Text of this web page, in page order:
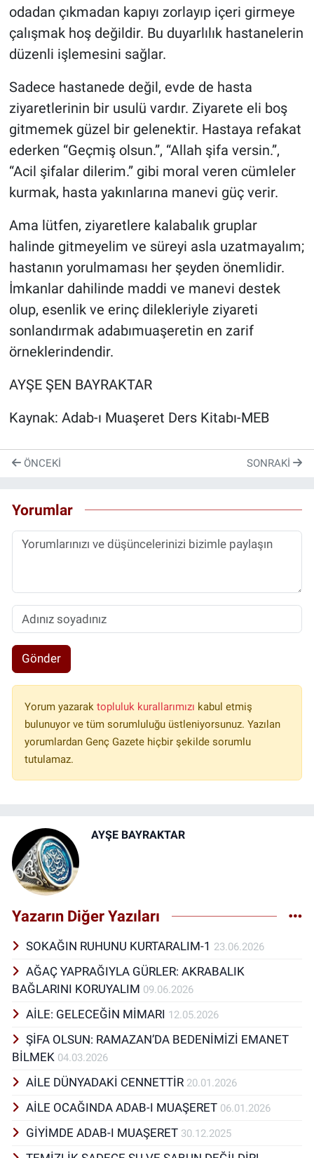
odadan çıkmadan kapıyı zorlayıp içeri girmeye
çalışmak hoş değildir. Bu duyarlılık hastanelerin
düzenli işlemesini sağlar.
Sadece hastanede değil, evde de hasta
ziyaretlerinin bir usulü vardır. Ziyarete eli boş
gitmemek güzel bir gelenektir. Hastaya refakat
ederken “Geçmiş olsun.”, “Allah şifa versin.”,
“Acil şifalar dilerim.” gibi moral veren cümleler
kurmak, hasta yakınlarına manevi güç verir.
Ama lütfen, ziyaretlere kalabalık gruplar
halinde gitmeyelim ve süreyi asla uzatmayalım;
hastanın yorulmaması her şeyden önemlidir.
İmkanlar dahilinde maddi ve manevi destek
olup, esenlik ve erinç dilekleriyle ziyareti
sonlandırmak adabımuaşeretin en zarif
örneklerindendir.
AYŞE ŞEN BAYRAKTAR
Kaynak: Adab-ı Muaşeret Ders Kitabı-MEB
ÖNCEKI SONRAKI
Yorumlar
Gönder
Yorum yazarak topluluk kurallarımızı kabul etmiş
bulunuyor ve tüm sorumluluğu üstleniyorsunuz. Yazılan
yorumlardan Genç Gazete hiçbir şekilde sorumlu
tutulamaz.
AYŞE BAYRAKTAR
Yazarın Diğer Yazıları
SOKAĞIN RUHUNU KURTARALIM-1 23.06.2026
AĞAÇ YAPRAĞIYLA GÜRLER: AKRABALIK
BAĞLARINI KORUYALIM 09.06.2026
AİLE: GELECEĞİN MİMARI 12.05.2026
ŞİFA OLSUN: RAMAZAN’DA BEDENİMİZİ EMANET
BİLMEK 04.03.2026
AİLE DÜNYADAKİ CENNETTİR 20.01.2026
AİLE OCAĞINDA ADAB-I MUAŞERET 06.01.2026
GİYİMDE ADAB-I MUAŞERET 30.12.2025